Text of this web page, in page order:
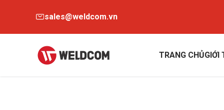
sales@weldcom.vn
TRANG CHỦGIỚI